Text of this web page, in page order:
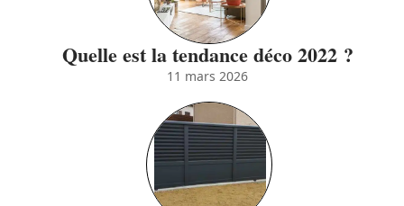
Quelle est la tendance déco 2022 ?
11 mars 2026